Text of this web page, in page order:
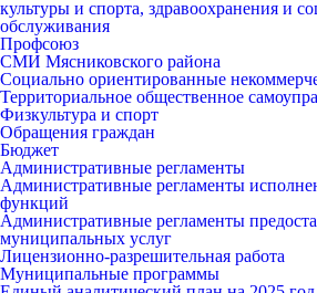
культуры и спорта, здравоохранения и
обслуживания
Профсоюз
СМИ Мясниковского района
Социально ориентированные
Территориальное общественное
Физкультура и спорт
Обращения граждан
Бюджет
Административные регламенты
Административные регламенты
функций
Административные регламенты
муниципальных услуг
Лицензионно-разрешительная работа
Муниципальные программы